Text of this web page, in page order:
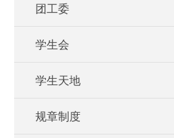
团工委
学生会
学生天地
规章制度